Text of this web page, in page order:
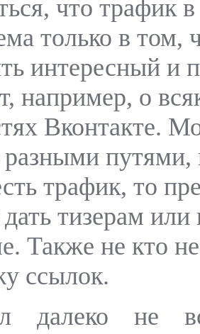
что трафик
только в том,
интересный и
например, о
Вконтакте.
путями,
трафик, то
тизерам или
Также не кто
ссылок.
далеко не